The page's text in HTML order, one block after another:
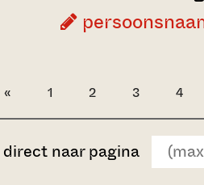
« 1 2 3 4
direct naar pagina